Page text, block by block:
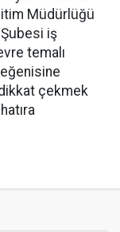
Müdürlüğü
iş
temalı
çekmek